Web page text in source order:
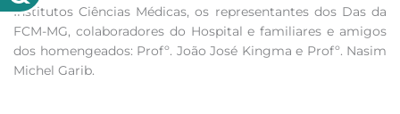
Institutos Ciências Médicas, os representantes dos Das da
FCM-MG, colaboradores do Hospital e familiares e amigos
dos homengeados: Profº. João José Kingma e Profº. Nasim
Michel Garib.